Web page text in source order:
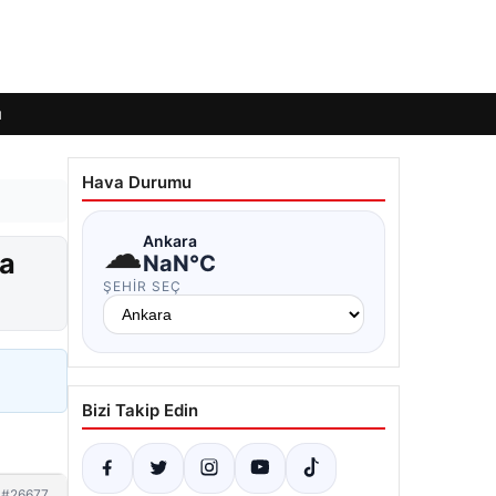
Hava Durumu
☁Ankara
NaN°C
ŞEHIR SEÇ
Bizi Takip Edin